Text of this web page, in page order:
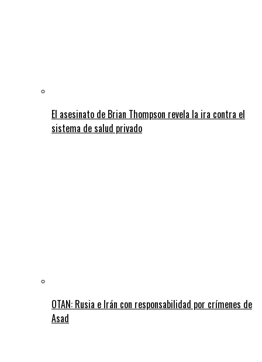
El asesinato de Brian Thompson revela la ira contra el
sistema de salud privado
OTAN: Rusia e Irán con responsabilidad por crímenes de
Asad